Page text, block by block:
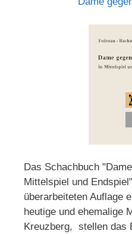
Das Schachbuch
Mittelspiel und
überarbeiteten Auflage
heutige und ehemalige
Kreuzberg, stellen das